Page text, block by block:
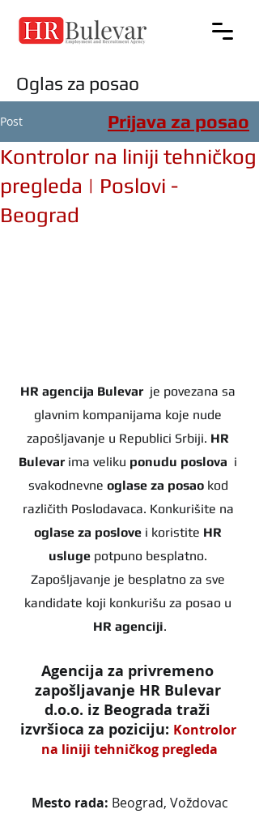
Oglas za posao
Post
Kontrolor na liniji tehničkog
pregleda | Poslovi -
Beograd
HR agencija Bulevar je povezana sa
glavnim kompanijama koje nude
zapošljavanje u Republici Srbiji. HR
Bulevar ima veliku ponudu poslova i
svakodnevne oglase za posao kod
različith Poslodavaca. Konkurišite na
oglase za poslove i koristite HR
usluge potpuno besplatno.
Zapošljavanje je besplatno za sve
kandidate koji konkurišu za posao u
HR agenciji.
Agencija za privremeno
zapošljavanje HR Bulevar
d.o.o. iz Beograda traži
izvršioca za poziciju: Kontrolor
na liniji tehničkog pregleda
Mesto rada: Beograd, Voždovac
Prijava za posao